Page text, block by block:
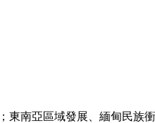
南亞區域發展、緬甸民族